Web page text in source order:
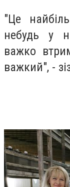
"Це
небудь у
важко
важкий", -